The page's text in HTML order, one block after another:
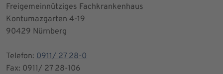
Freigemeinnütziges Fachkrankenhaus
Kontumazgarten 4-19
90429 Nürnberg
Telefon: 0911/ 27 28-0
Fax: 0911/ 27 28-106